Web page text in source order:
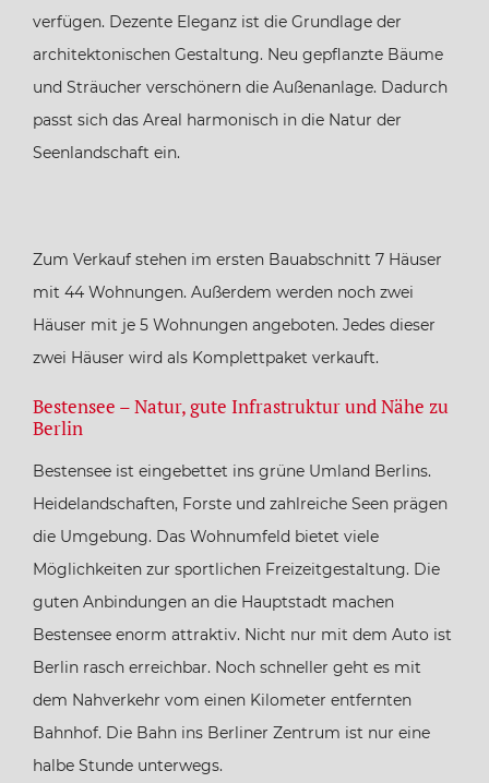
verfügen. Dezente Eleganz ist die Grundlage der
architektonischen Gestaltung. Neu gepflanzte Bäume
und Sträucher verschönern die Außenanlage. Dadurch
passt sich das Areal harmonisch in die Natur der
Seenlandschaft ein.
Zum Verkauf stehen im ersten Bauabschnitt 7 Häuser
mit 44 Wohnungen. Außerdem werden noch zwei
Häuser mit je 5 Wohnungen angeboten. Jedes dieser
zwei Häuser wird als Komplettpaket verkauft.
Bestensee – Natur, gute Infrastruktur und Nähe zu
Berlin
Bestensee ist eingebettet ins grüne Umland Berlins.
Heidelandschaften, Forste und zahlreiche Seen prägen
die Umgebung. Das Wohnumfeld bietet viele
Möglichkeiten zur sportlichen Freizeitgestaltung. Die
guten Anbindungen an die Hauptstadt machen
Bestensee enorm attraktiv. Nicht nur mit dem Auto ist
Berlin rasch erreichbar. Noch schneller geht es mit
dem Nahverkehr vom einen Kilometer entfernten
Bahnhof. Die Bahn ins Berliner Zentrum ist nur eine
halbe Stunde unterwegs.